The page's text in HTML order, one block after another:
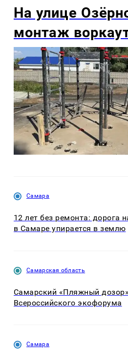
На улице
монтаж
Самара
12 лет без ремонта: дорога
в Самаре упирается в землю
Самарская область
Самарский «Пляжный
Всероссийского экофорума
Самара